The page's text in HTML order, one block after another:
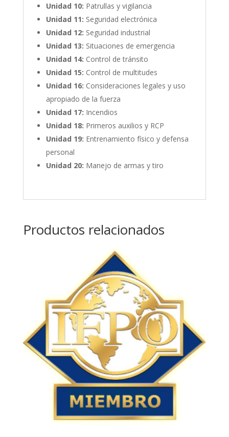
Unidad 10: Patrullas y vigilancia
Unidad 11: Seguridad electrónica
Unidad 12: Seguridad industrial
Unidad 13: Situaciones de emergencia
Unidad 14: Control de tránsito
Unidad 15: Control de multitudes
Unidad 16: Consideraciones legales y uso
apropiado de la fuerza
Unidad 17: Incendios
Unidad 18: Primeros auxilios y RCP
Unidad 19: Entrenamiento físico y defensa
personal
Unidad 20: Manejo de armas y tiro
Productos relacionados